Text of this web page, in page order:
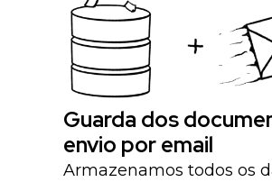
Guarda dos
envio por email
Armazenamos todos os